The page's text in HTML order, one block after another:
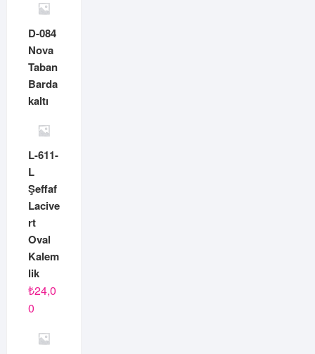
D-084
Nova
Taban
Barda
kaltı
L-611-
L
Şeffaf
Lacive
rt
Oval
Kalem
lik
₺24,0
0